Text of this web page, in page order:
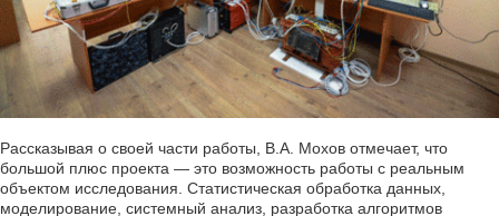
Рассказывая о своей части работы, В.А. Мохов отмечает, что
большой плюс проекта — это возможность работы с реальным
объектом исследования. Статистическая обработка данных,
моделирование, системный анализ, разработка алгоритмов